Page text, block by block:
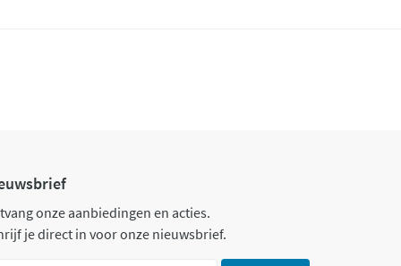
onze aanbiedingen en acties.
je direct in voor onze nieuwsbrief.